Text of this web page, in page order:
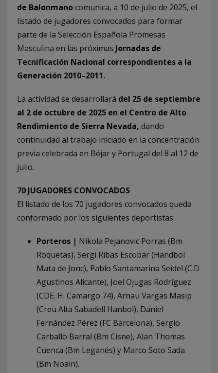
de Balonmanocomunica, a 10 de julio de 2025, el
listado de jugadores convocados para formar
parte de la Selección Española Promesas
Masculina en las próximas Jornadas de
Tecnificación Nacional correspondientes a la
Generación 2010–2011.
La actividad se desarrollará del 25 de septiembre
al 2 de octubre de 2025 en el Centro de Alto
Rendimiento de Sierra Nevada, dando
continuidad al trabajo iniciado en la concentración
previa celebrada en Béjar y Portugal del 8 al 12 de
julio.
70 JUGADORES CONVOCADOS
El listado de los 70 jugadores convocados queda
conformado por los siguientes deportistas:
Porteros | Nikola Pejanovic Porras (Bm
Roquetas), Sergi Ribas Escobar (Handbol
Mata de Jonc), Pablo Santamarina Seidel (C.D
Agustinos Alicante), Joel Ojugas Rodríguez
(CDE. H. Camargo 74), Arnau Vargas Masip
(Creu Alta Sabadell Hanbol), Daniel
Fernández Pérez (FC Barcelona), Sergio
Carballo Barral (Bm Cisne), Alan Thomas
Cuenca (Bm Leganés) y Marco Soto Sada
(Bm Noain).